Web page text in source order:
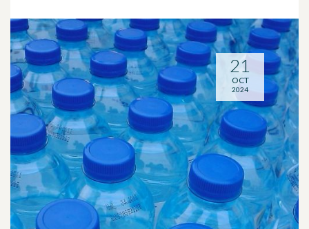
21
OCT
2024